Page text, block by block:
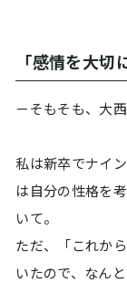
「感情を大
－そもそも、大
私は新卒でナイ
は自分の性格を
いて。
ただ、「これか
いたので、なん